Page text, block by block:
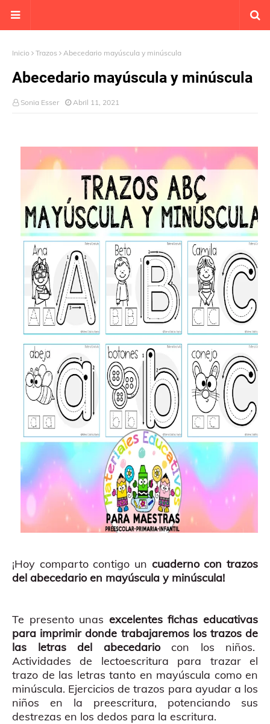
Inicio Trazos Abecedario mayúscula y minúscula
Abecedario mayúscula y minúscula
Sonia Esser Abril 11, 2021
¡Hoy comparto contigo un cuaderno con trazos
del abecedario en mayúscula y minúscula!
Te presento unas excelentes fichas educativas
para imprimir donde trabajaremos los trazos de
las letras del abecedariocon los niños.
Actividades de lectoescritura para trazar el
trazo de las letras tanto en mayúscula como en
minúscula. Ejercicios de trazos para ayudar a los
niños en la preescritura, potenciando sus
destrezas en los dedos para la escritura.